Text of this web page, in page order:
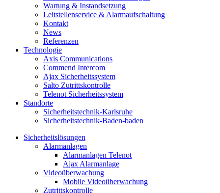
Wartung & Instandsetzung
Leitstellenservice & Alarmaufschaltung
Kontakt
News
Referenzen
Technologie
Axis Communications
Commend Intercom
Ajax Sicherheitssystem​
Salto Zutrittskontrolle
Telenot Sicherheitssystem
Standorte
Sicherheitstechnik-Karlsruhe
Sicherheitstechnik-Baden-baden
Sicherheitslösungen
Alarmanlagen
Alarmanlagen Telenot
Ajax Alarmanlage
Videoüberwachung
Mobile Videoüberwachung
Zutrittskontrolle